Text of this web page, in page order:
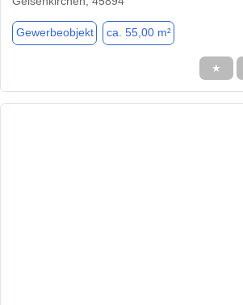
Gewerbeobjekt ca. 55,00 m²
★